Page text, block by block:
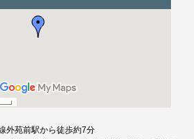
外苑前駅から徒歩約7分